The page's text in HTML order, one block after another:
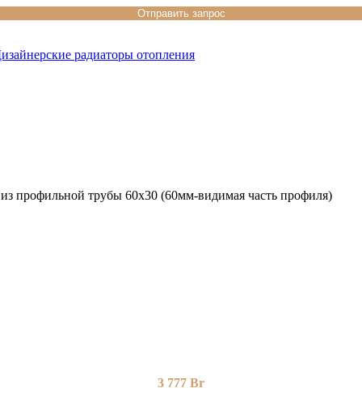
радиаторы отопления
профильной трубы 60х30 (60мм-видимая часть профиля)
3 777 Br